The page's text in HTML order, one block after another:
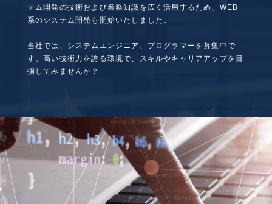
テム開発の技術および業務知識を広く活用するため、WEB
系のシステム開発も開始いたしました。
当社では、システムエンジニア、プログラマーを募集中で
す。高い技術力を誇る環境で、スキルやキャリアアップを目
指してみませんか？